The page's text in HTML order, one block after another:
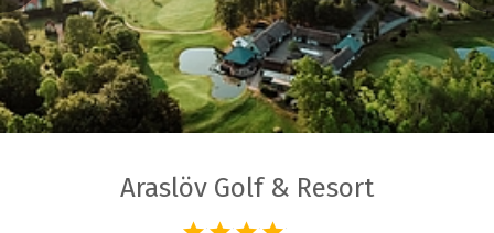
Araslöv Golf & Resort